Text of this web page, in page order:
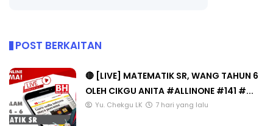
POST BERKAITAN
🔴 [LIVE] MATEMATIK SR, WANG TAHUN 6
OLEH CIKGU ANITA #ALLINONE #141 #...
Yu. Chekgu LK 7 hari yang lalu